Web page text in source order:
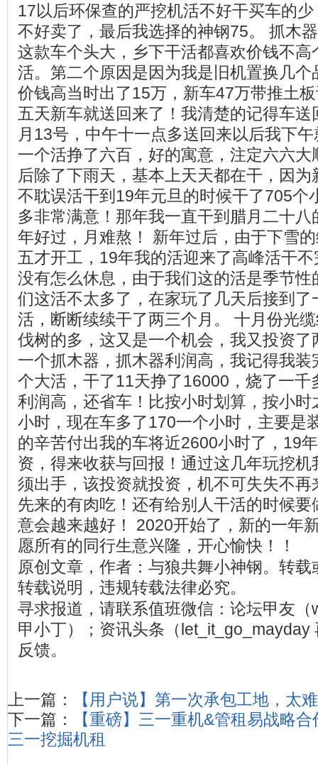
17以后环保查的严挖机活不好干买车的
不好卖了，最后我选择的神钢75。 抓木
这款车个头大，乡下干活都喜欢价钱不高
活。第二个原因是因为我是旧机置换几个
价钱高当时出了15万，新车47万带推土
五天新车就送回来了！我清楚的记得车
月13号，中午十一点多送回来以后我下
一个活挣了六百，好的寓意，注定六六
后除了下雨天，基本上天天都在干，因
不耽误活干到19年元旦的时候干了705个
多非常满意！那年我一直干到腊月二十
年好过，月难熬！ 新年过后，由于下雪
五才开工，19年我的活迎来了高峰活干
没有怎么休息，由于我们这的活是季节性
们这活不太多了，在家玩了几天后接到了
活，断断续续干了两三个月。 十月份光
伐树的多，这又是一个机会，我又投资了
一个抓木器，抓木器利润高，我记得我
个大活，干了11天挣了16000，烧了一千
利润高，还省车！比按小时划算，按小
小时，现在车多了170一个小时，主要是
的辛苦付出我的车将近2600小时了，19
资，得来收获与回报！通过这几年玩挖
须出手，该投资就投资，机不可失失不再
先来的有肉吃！还有给别人干活的时候
意会越来越好！ 2020开始了，新的一年
愿所有的同行生意兴隆，开心愉快！！
原创文章，作者：与狼共舞小神钢。转
转载说明，违规转载法律必究。
寻求报道，请联系值班微信：论坛甲友
甲小丁）；资讯头条（let_it_go_mayday
反馈。
上一篇：
【用户说】第一次承包工地，太
下一篇：
【重磅】三一重机&管租易战略
三一挖掘机租